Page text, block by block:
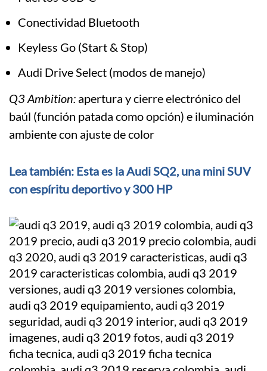
Conectividad Bluetooth
Keyless Go (Start & Stop)
Audi Drive Select (modos de manejo)
Q3 Ambition: apertura y cierre electrónico del
baúl (función patada como opción) e iluminación
ambiente con ajuste de color
Lea también: Esta es la Audi SQ2, una mini SUV
con espíritu deportivo y 300 HP